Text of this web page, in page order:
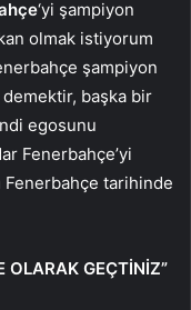
‘yi şampiyon
olmak istiyorum
şampiyon
başka bir
egosunu
Fenerbahçe’yi
Fenerbahçe tarihinde
OLARAK GEÇTİNİZ”